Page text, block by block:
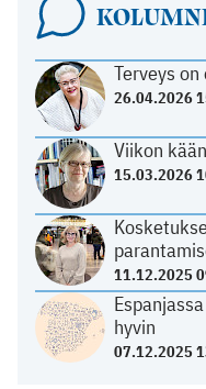
Terveys
26.04.2026
Viikon
15.03.2026
11.12.2025
hyvin
07.12.2025